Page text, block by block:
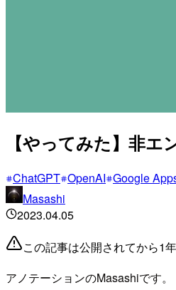
【やってみた】非
ChatGPT OpenAI Google
Masashi
2023.04.05
この記事は公開されてから1
アノテーションのMasashiです。